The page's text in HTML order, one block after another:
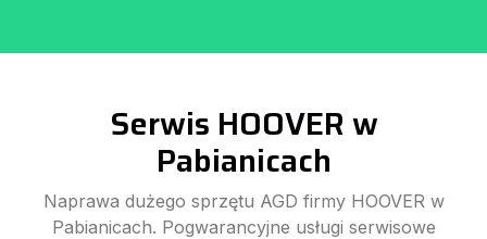
Serwis HOOVER w
Pabianicach
Naprawa dużego sprzętu AGD firmy HOOVER w
Pabianicach. Pogwarancyjne usługi serwisowe